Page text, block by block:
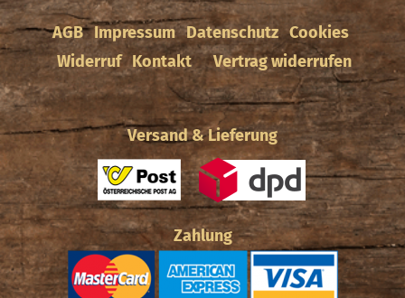
AGB Impressum Datenschutz Cookies
Widerruf Kontakt Vertrag widerrufen
Versand & Lieferung
Zahlung